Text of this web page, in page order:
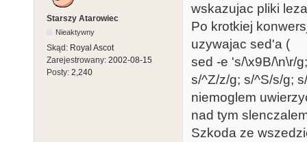
Starszy Atarowiec
Nieaktywny
Skąd: Royal Ascot
Zarejestrowany: 2002-08-15
Posty: 2,240
wskazujac pliki
Po krotkiej
uzywajac sed'a (
sed -e 's/\x9B/\n\r/
s/^Z/z/g; s/^S/s/g;
niemoglem
nad tym
Szkoda ze